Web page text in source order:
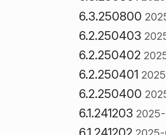
6.3.250800
6.2.250403
6.2.250402
6.2.250401
6.2.250400
6.1.241203